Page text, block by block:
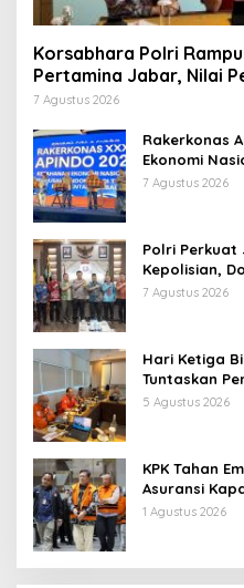
Korsabhara Polri
Pertamina Jabar, Nilai
Persen
7 Agustus 2026
Rakerkonas
Ekonomi
Pentingnya
7 Agustus 2026
Polri Perkuat
Kepolisian,
Kebijakan
7 Agustus 2026
Hari Ketiga
Tuntaskan
Pertamina
5 Agustus 2026
KPK Tahan
Asuransi
1 Agustus 2026